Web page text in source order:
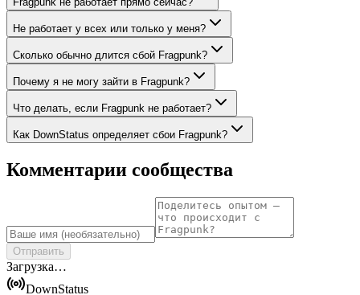
Не работает у всех или только у меня?
Сколько обычно длится сбой Fragpunk?
Почему я не могу зайти в Fragpunk?
Что делать, если Fragpunk не работает?
Как DownStatus определяет сбои Fragpunk?
Комментарии сообщества
Отправить
Загрузка…
DownStatus